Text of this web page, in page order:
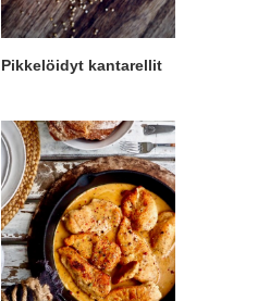
Pikkelöidyt kantarellit